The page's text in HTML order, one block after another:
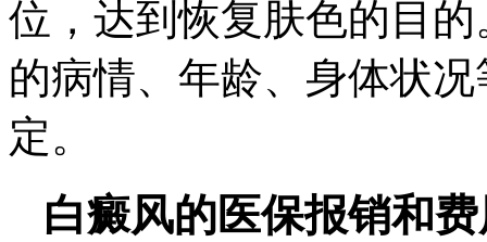
位，达到恢复肤色的目
的病情、年龄、身体状
定。
白癜风的医保报销和